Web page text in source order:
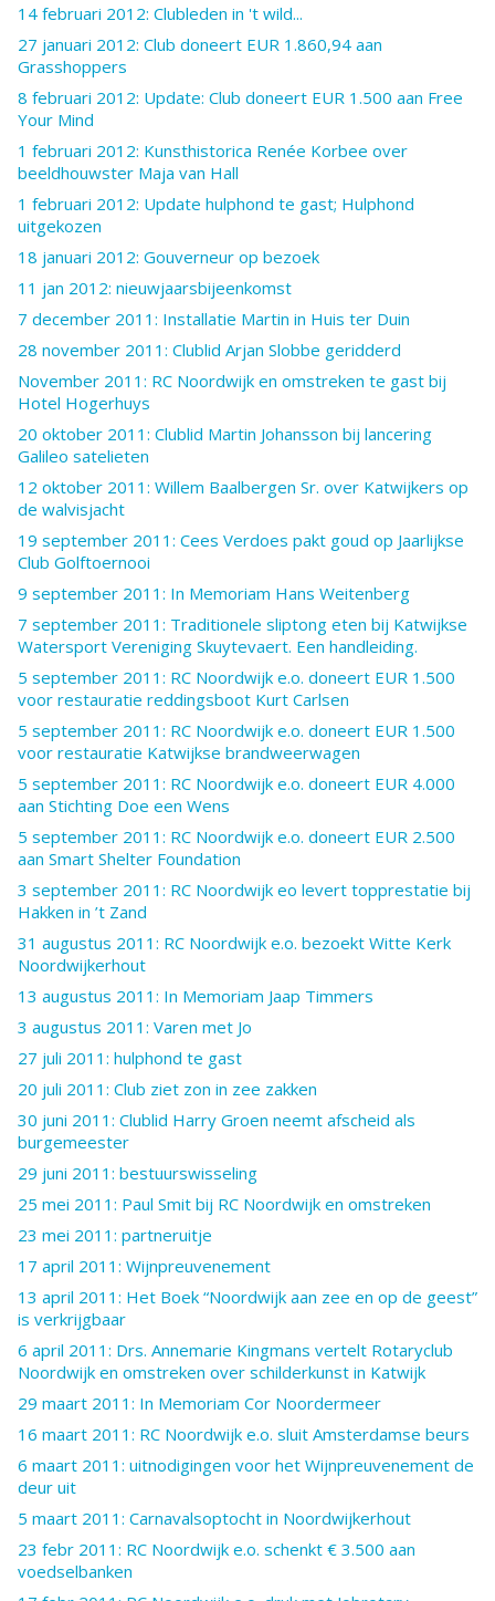
14 februari 2012: Clubleden in 't wild...
27 januari 2012: Club doneert EUR 1.860,94 aan
Grasshoppers
8 februari 2012: Update: Club doneert EUR 1.500 aan Free
Your Mind
1 februari 2012: Kunsthistorica Renée Korbee over
beeldhouwster Maja van Hall
1 februari 2012: Update hulphond te gast; Hulphond
uitgekozen
18 januari 2012: Gouverneur op bezoek
11 jan 2012: nieuwjaarsbijeenkomst
7 december 2011: Installatie Martin in Huis ter Duin
28 november 2011: Clublid Arjan Slobbe geridderd
November 2011: RC Noordwijk en omstreken te gast bij
Hotel Hogerhuys
20 oktober 2011: Clublid Martin Johansson bij lancering
Galileo satelieten
12 oktober 2011: Willem Baalbergen Sr. over Katwijkers op
de walvisjacht
19 september 2011: Cees Verdoes pakt goud op Jaarlijkse
Club Golftoernooi
9 september 2011: In Memoriam Hans Weitenberg
7 september 2011: Traditionele sliptong eten bij Katwijkse
Watersport Vereniging Skuytevaert. Een handleiding.
5 september 2011: RC Noordwijk e.o. doneert EUR 1.500
voor restauratie reddingsboot Kurt Carlsen
5 september 2011: RC Noordwijk e.o. doneert EUR 1.500
voor restauratie Katwijkse brandweerwagen
5 september 2011: RC Noordwijk e.o. doneert EUR 4.000
aan Stichting Doe een Wens
5 september 2011: RC Noordwijk e.o. doneert EUR 2.500
aan Smart Shelter Foundation
3 september 2011: RC Noordwijk eo levert topprestatie bij
Hakken in ’t Zand
31 augustus 2011: RC Noordwijk e.o. bezoekt Witte Kerk
Noordwijkerhout
13 augustus 2011: In Memoriam Jaap Timmers
3 augustus 2011: Varen met Jo
27 juli 2011: hulphond te gast
20 juli 2011: Club ziet zon in zee zakken
30 juni 2011: Clublid Harry Groen neemt afscheid als
burgemeester
29 juni 2011: bestuurswisseling
25 mei 2011: Paul Smit bij RC Noordwijk en omstreken
23 mei 2011: partneruitje
17 april 2011: Wijnpreuvenement
13 april 2011: Het Boek “Noordwijk aan zee en op de geest”
is verkrijgbaar
6 april 2011: Drs. Annemarie Kingmans vertelt Rotaryclub
Noordwijk en omstreken over schilderkunst in Katwijk
29 maart 2011: In Memoriam Cor Noordermeer
16 maart 2011: RC Noordwijk e.o. sluit Amsterdamse beurs
6 maart 2011: uitnodigingen voor het Wijnpreuvenement de
deur uit
5 maart 2011: Carnavalsoptocht in Noordwijkerhout
23 febr 2011: RC Noordwijk e.o. schenkt € 3.500 aan
voedselbanken